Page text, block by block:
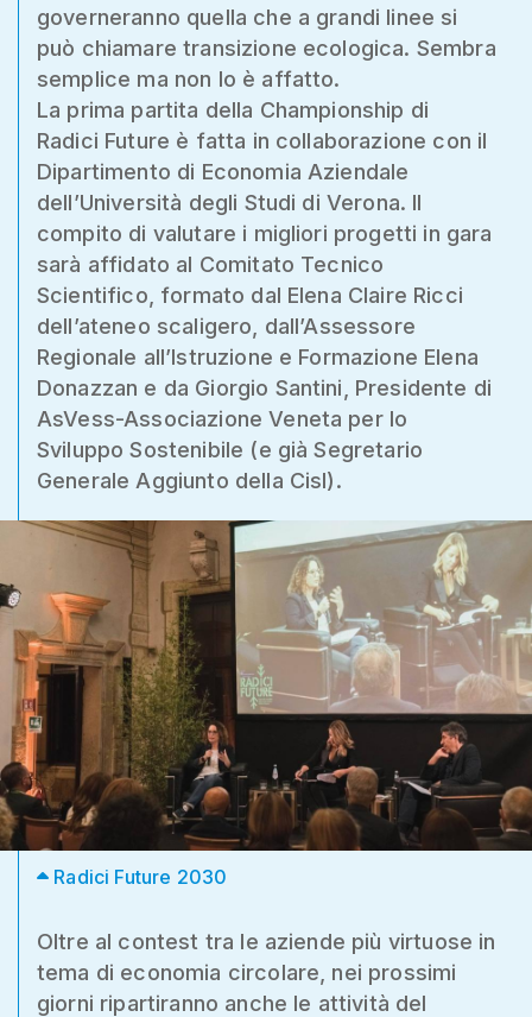
governeranno quella che a grandi linee si
può chiamare transizione ecologica. Sembra
semplice ma non lo è affatto.
La prima partita della Championship di
Radici Future è fatta in collaborazione con il
Dipartimento di Economia Aziendale
dell’Università degli Studi di Verona. Il
compito di valutare i migliori progetti in gara
sarà affidato al Comitato Tecnico
Scientifico, formato dal Elena Claire Ricci
dell’ateneo scaligero, dall’Assessore
Regionale all’Istruzione e Formazione Elena
Donazzan e da Giorgio Santini, Presidente di
AsVess-Associazione Veneta per lo
Sviluppo Sostenibile (e già Segretario
Generale Aggiunto della Cisl).
Radici Future 2030
Oltre al contest tra le aziende più virtuose in
tema di economia circolare, nei prossimi
giorni ripartiranno anche le attività del